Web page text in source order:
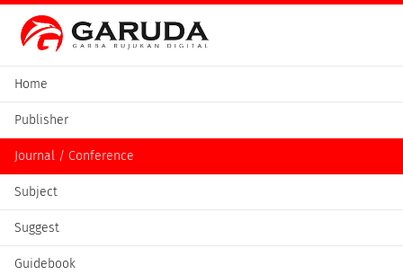
Home
Publisher
Journal / Conference
Subject
Suggest
Guidebook